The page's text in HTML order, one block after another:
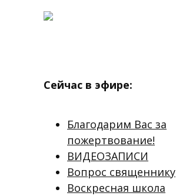
Сейчас в эфире:
Благодарим Вас за
пожертвование!
ВИДЕОЗАПИСИ
Вопрос священнику
Воскресная школа